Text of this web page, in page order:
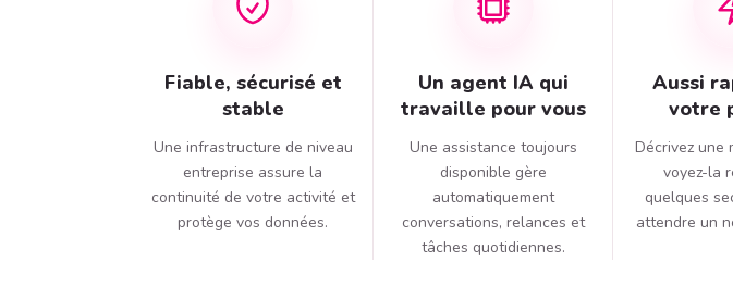
Fiable, sécurisé et
stable
Une infrastructure de niveau
entreprise assure la
continuité de votre activité et
protège vos données.
Un agent IA qui
travaille pour vous
Une assistance toujours
disponible gère
automatiquement
conversations, relances et
tâches quotidiennes.
Aussi
votre
Décrivez une
voyez-la
quelques
attendre un